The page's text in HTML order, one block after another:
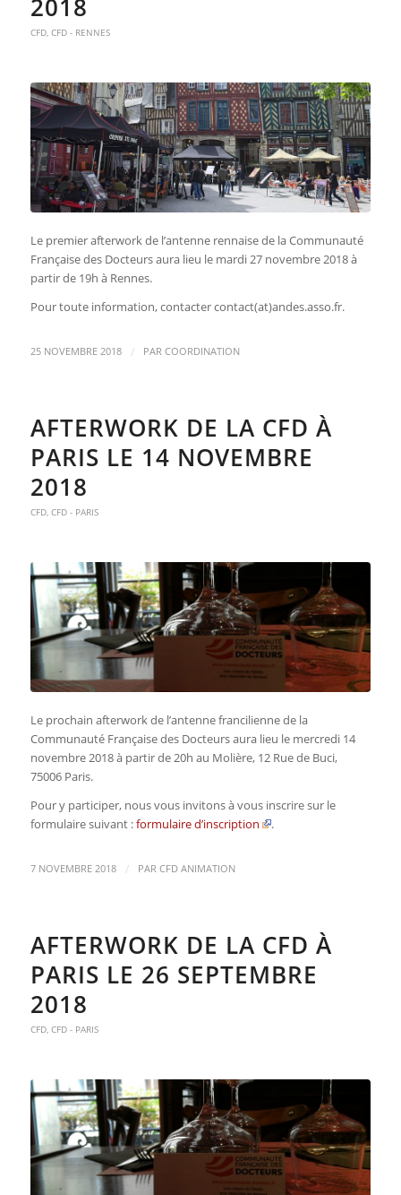
2018
CFD, CFD - RENNES
Le premier afterwork de l’antenne rennaise de la Communauté
Française des Docteurs aura lieu le mardi 27 novembre 2018 à
partir de 19h à Rennes.
Pour toute information, contacter contact(at)andes.asso.fr.
25 NOVEMBRE 2018 / PAR COORDINATION
AFTERWORK DE LA CFD À
PARIS LE 14 NOVEMBRE
2018
CFD, CFD - PARIS
Le prochain afterwork de l’antenne francilienne de la
Communauté Française des Docteurs aura lieu le mercredi 14
novembre 2018 à partir de 20h au Molière, 12 Rue de Buci,
75006 Paris.
Pour y participer, nous vous invitons à vous inscrire sur le
formulaire suivant :formulaire d’inscription .
7 NOVEMBRE 2018 / PAR CFD ANIMATION
AFTERWORK DE LA CFD À
PARIS LE 26 SEPTEMBRE
2018
CFD, CFD - PARIS